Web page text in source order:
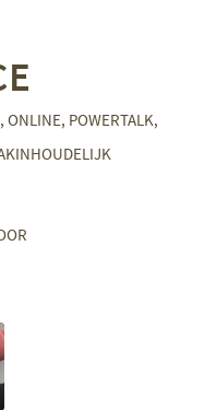
, ONLINE, POWERTALK,